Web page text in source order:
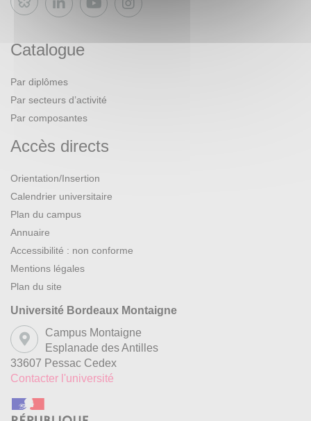
Bluesky
Catalogue
Par diplômes
Par secteurs d’activité
Par composantes
Accès directs
Orientation/Insertion
Calendrier universitaire
Plan du campus
Annuaire
Accessibilité : non conforme
Mentions légales
Plan du site
Université Bordeaux Montaigne
Campus Montaigne
Esplanade des Antilles
33607 Pessac Cedex
Contacter l'université